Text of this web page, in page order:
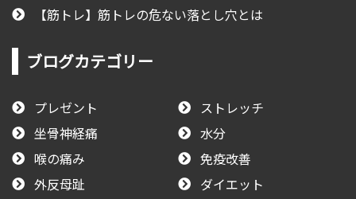
【筋トレ】筋トレの危ない落とし穴とは
ブログカテゴリー
プレゼント
ストレッチ
坐骨神経痛
水分
喉の痛み
免疫改善
外反母趾
ダイエット